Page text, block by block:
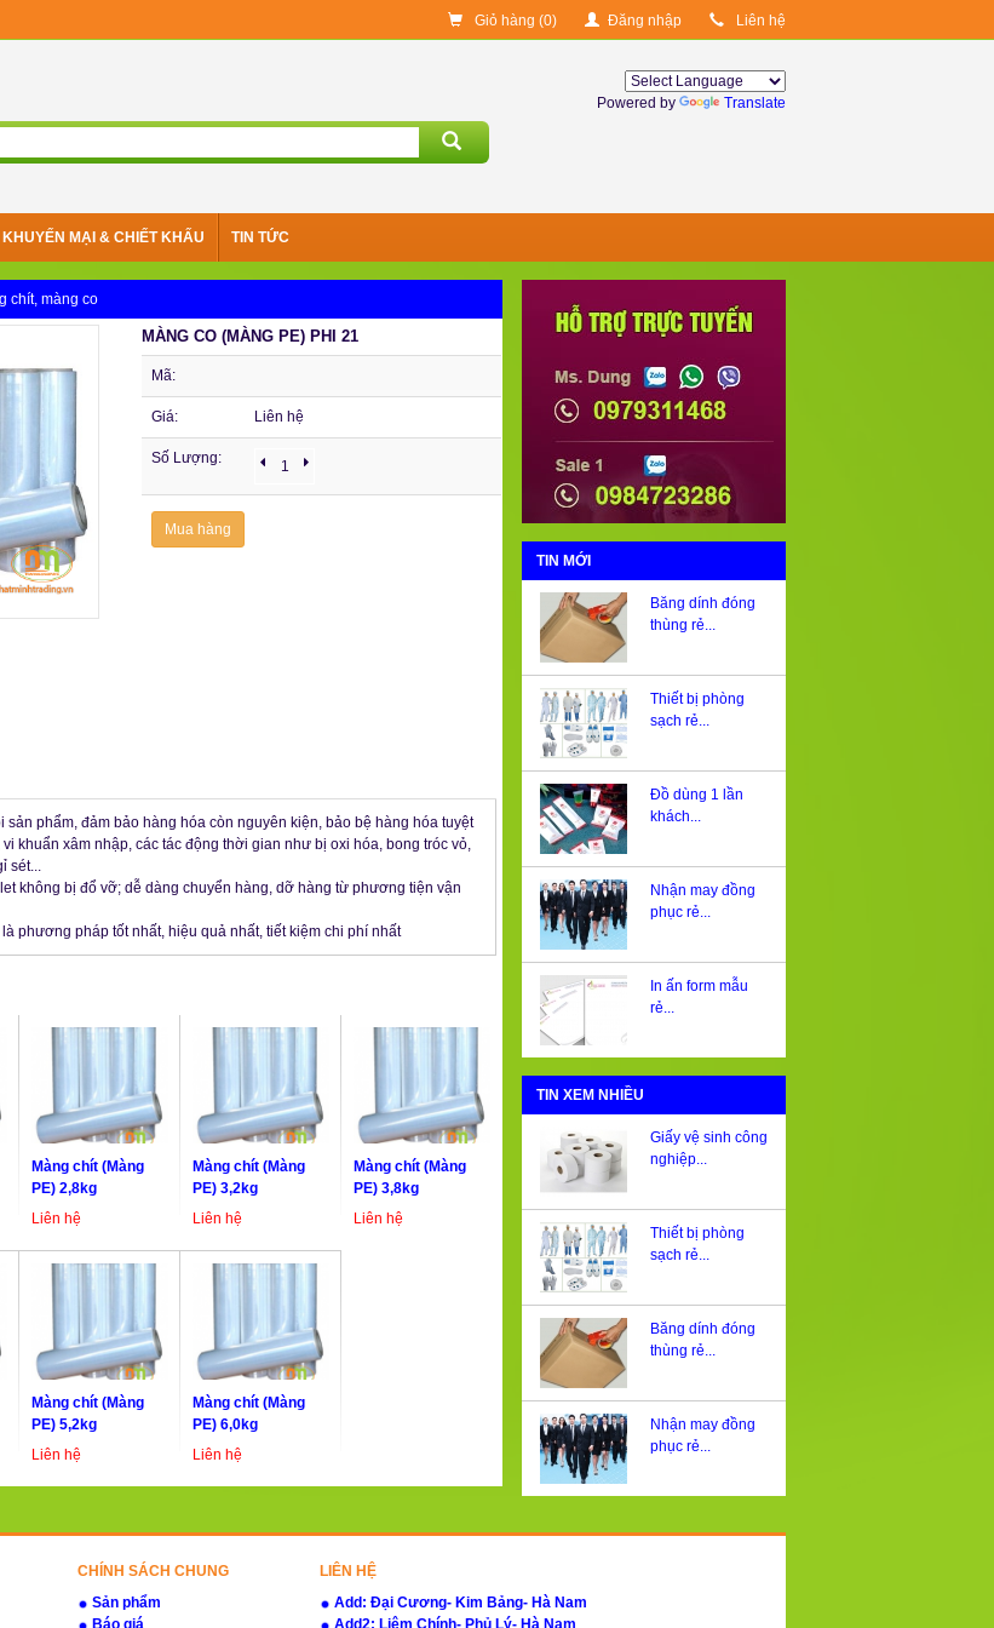
Giỏ hàng (0) Đăng nhập Liên hệ
Powered by Translate
KHUYẾN MẠI & CHIẾT KHẤU TIN TỨC
chít, màng co
MÀNG CO (MÀNG PE) PHI 21
Mã:
Giá: Liên hệ
Số Lượng:
Mua hàng
sản phẩm, đảm bảo hàng hóa còn nguyên kiện, bảo bệ hàng hóa tuyệt
khuẩn xâm nhập, các tác động thời gian như bị oxi hóa, bong tróc vỏ,
sét...
không bị đổ vỡ; dễ dàng chuyển hàng, dỡ hàng từ phương tiện vận
phương pháp tốt nhất, hiệu quả nhất, tiết kiệm chi phí nhất
Màng chít (Màng
PE) 2,8kg
Liên hệ
Màng chít (Màng
PE) 3,2kg
Liên hệ
Màng chít (Màng
PE) 3,8kg
Liên hệ
Màng chít (Màng
PE) 5,2kg
Liên hệ
Màng chít (Màng
PE) 6,0kg
Liên hệ
TIN MỚI
Băng dính đóng
thùng rẻ...
Thiết bị phòng
sạch rẻ...
Đồ dùng 1 lần
khách...
Nhận may đồng
phục rẻ...
In ấn form mẫu
rẻ...
TIN XEM NHIỀU
Giấy vệ sinh công
nghiệp...
Thiết bị phòng
sạch rẻ...
Băng dính đóng
thùng rẻ...
Nhận may đồng
phục rẻ...
CHÍNH SÁCH CHUNG
Sản phẩm
Báo giá
LIÊN HỆ
Add: Đại Cương- Kim Bảng- Hà Nam
Add2: Liêm Chính- Phủ Lý- Hà Nam